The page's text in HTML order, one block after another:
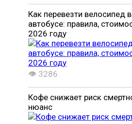
Как перевезти велосипед
автобусе: правила,
2026 году
👁 3286
Кофе снижает риск
нюанс